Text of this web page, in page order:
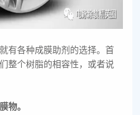
有各种成膜助剂的选择。首
整个树脂的相容性，或者说
物。